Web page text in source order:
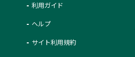
利用ガイド
ヘルプ
サイト利用規約